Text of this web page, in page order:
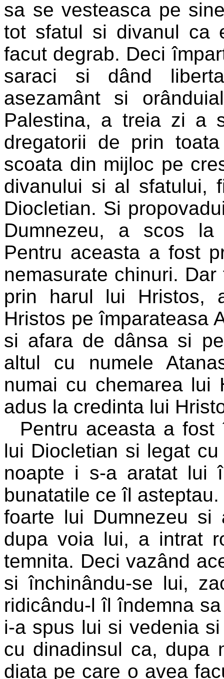
sa se vesteasca pe
tot sfatul si divanul ca
facut degrab. Deci
saraci si dând
asezamânt si
Palestina, a treia zi a
dregatorii de prin
scoata din mijloc pe
divanului si al sfatului,
Diocletian. Si
Dumnezeu, a scos
Pentru aceasta a fost
nemasurate chinuri.
prin harul lui Hristos,
Hristos pe împarateasa
si afara de dânsa si
altul cu numele
numai cu chemarea lui
adus la credinta lui
Pentru aceasta a
lui Diocletian si legat
noapte i s-a aratat lui
bunatatile ce îl
foarte lui Dumnezeu si
dupa voia lui, a intrat
temnita. Deci vazând
si închinându-se lui,
ridicându-l îl îndemna
i-a spus lui si vedenia
cu dinadinsul ca, dupa
diata pe care o avea